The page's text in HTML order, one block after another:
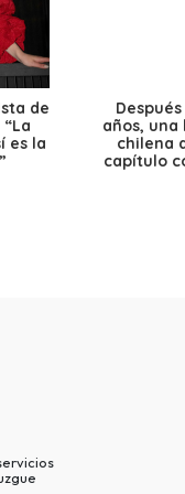
de
es la
años,
chilena
capítulo